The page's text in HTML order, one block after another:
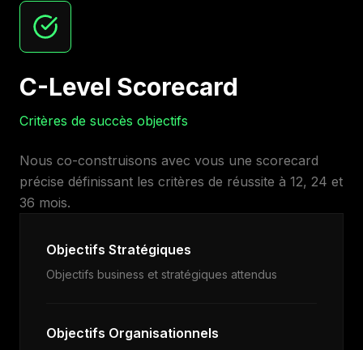
C-Level Scorecard
Critères de succès objectifs
Nous co-construisons avec vous une scorecard
précise définissant les critères de réussite à 12, 24 et
36 mois.
Objectifs Stratégiques
Objectifs business et stratégiques attendus
Objectifs Organisationnels